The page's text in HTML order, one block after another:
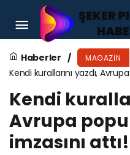
Haberler MAGAZIN
Kendi kurallarını yazdı,
Kendi
Avrupa
imzasını attı!
Çakallarla Dans 8:
ekibinin okuma